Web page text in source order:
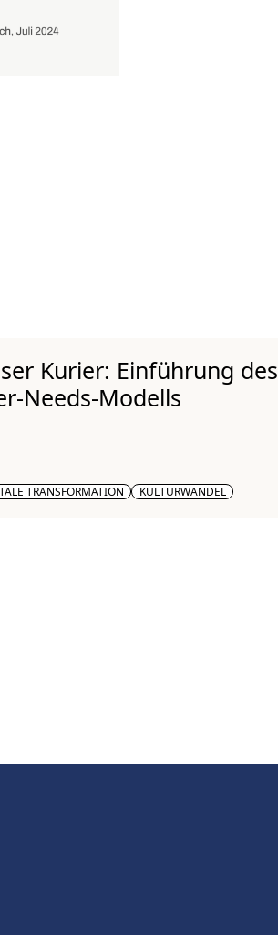
Kurier: Einführung des
Needs-Modells
TRANSFORMATION KULTURWANDEL